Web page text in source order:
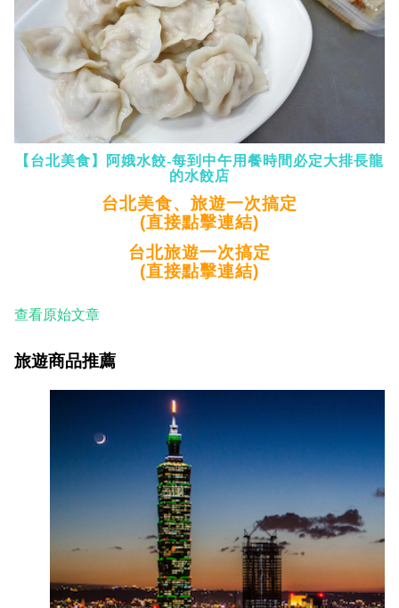
【台北美食】阿娥水餃-每到中午用餐時間必定大排長龍
的水餃店
台北美食、旅遊一次搞定
(直接點擊連結)
台北旅遊一次搞定
(直接點擊連結)
查看原始文章
旅遊商品推薦